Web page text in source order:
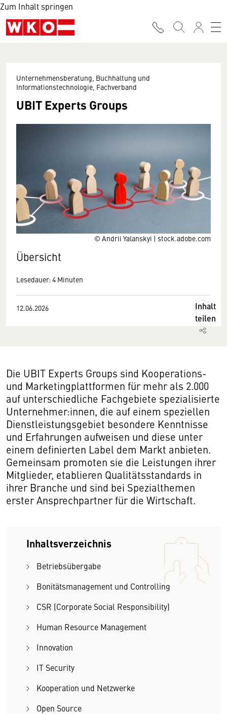
Zum Inhalt springen
© Andrii Yalanskyi | stock.adobe.com
Unternehmensberatung, Buchhaltung und
Informationstechnologie, Fachverband
UBIT Experts Groups
Übersicht
Lesedauer: 4 Minuten
12.06.2026
Inhalt
teilen
Die UBIT Experts Groups sind Kooperations-
und Marketingplattformen für mehr als 2.000
auf unterschiedliche Fachgebiete spezialisierte
Unternehmer:innen, die auf einem speziellen
Dienstleistungsgebiet besondere Kenntnisse
und Erfahrungen aufweisen und diese unter
einem definierten Label dem Markt anbieten.
Gemeinsam promoten sie die Leistungen ihrer
Mitglieder, etablieren Qualitätsstandards in
ihrer Branche und sind bei Spezialthemen
erster Ansprechpartner für die Wirtschaft.
Inhaltsverzeichnis
Betriebsübergabe
Bonitätsmanagement und Controlling
CSR (Corporate Social Responsibility)
Human Resource Management
Innovation
IT Security
Kooperation und Netzwerke
Open Source